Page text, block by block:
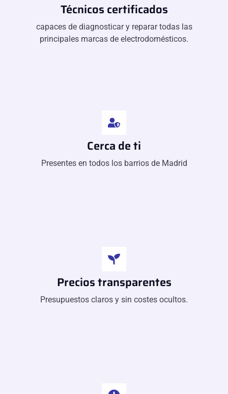
Técnicos certificados
capaces de diagnosticar y reparar todas las
principales marcas de electrodomésticos.
Cerca de ti
Presentes en todos los barrios de Madrid
Precios transparentes
Presupuestos claros y sin costes ocultos.